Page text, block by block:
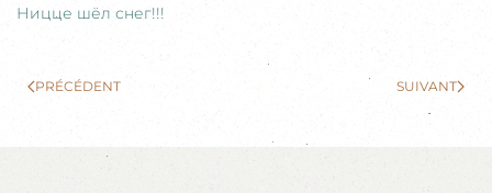
Ницце шёл снег!!!
PRÉCÉDENT SUIVANT